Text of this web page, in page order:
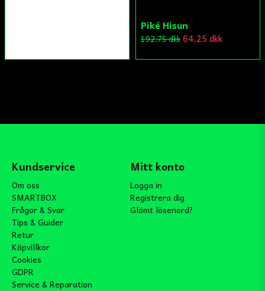
Piké Hisun
192,75 dkk64,25 dkk
Kundservice
Om oss
SMARTBOX
Frågor & Svar
Tips & Guider
Retur
Köpvillkor
Cookies
GDPR
Service & Reparation
Mitt konto
Logga in
Registrera dig
Glömt lösenord?